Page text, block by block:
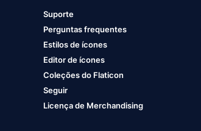
Suporte
Perguntas frequentes
Estilos de ícones
Editor de ícones
Coleções do Flaticon
Seguir
Licença de Merchandising